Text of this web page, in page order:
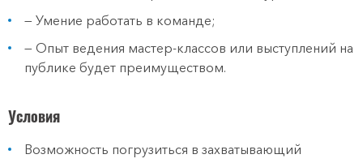
— Умение работать в команде;
— Опыт ведения мастер-классов или выступлений на
публике будет преимуществом.
Условия
Возможность погрузиться в захватывающий